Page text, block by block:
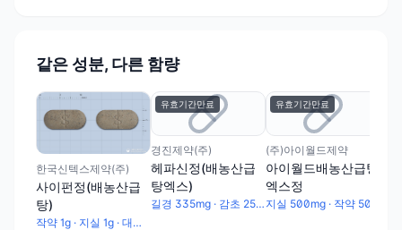
같은 성분, 다른 함량
한국신텍스제약(주)
사이펀정(배농산급
탕)
작약 1g · 지실 1g · 대추 1g · 길경 1.33g · 건강 0.33g · 감초 1g
유효기간만료
경진제약(주)
헤파신정(배농산급
탕엑스)
길경 335mg · 감초 250mg · 대추 250mg · 작약 250mg · 건강 82.5mg · 지실 250mg
유효기간만료
(주)아이월드제약
아이월드배농산급탕
엑스정